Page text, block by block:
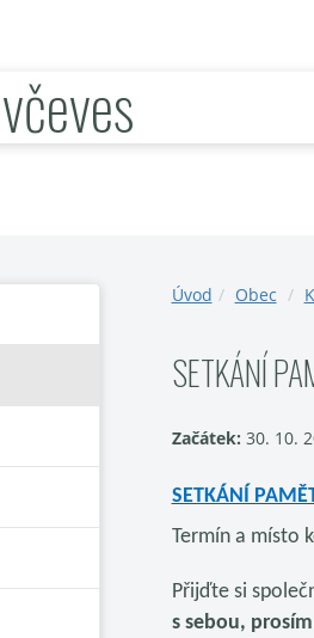
Úvod Obec
SETKÁNÍ
Začátek: 30. 10.
SETKÁNÍ
Termín a místo
Přijďte si
s sebou,